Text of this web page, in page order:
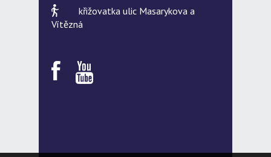
křižovatka ulic Masarykova a
Vítězná